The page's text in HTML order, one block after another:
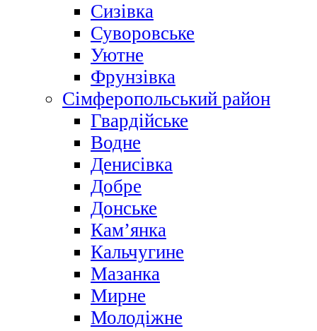
Сизівка
Суворовське
Уютне
Фрунзівка
Сімферопольський район
Гвардійське
Водне
Денисівка
Добре
Донське
Кам’янка
Кальчугине
Мазанка
Мирне
Молодіжне